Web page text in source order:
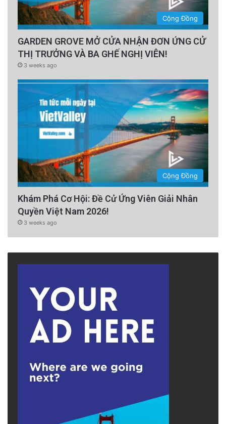
Cộng Đồng
GARDEN GROVE MỞ CỬA NHẬN ĐƠN ỨNG CỬ
THỊ TRƯỞNG VÀ BA GHẾ NGHỊ VIÊN!
3 weeks ago
Cộng Đồng
Khám Phá Cơ Hội: Đề Cử Ứng Viên Giải Nhân
Quyền Việt Nam 2026!
3 weeks ago